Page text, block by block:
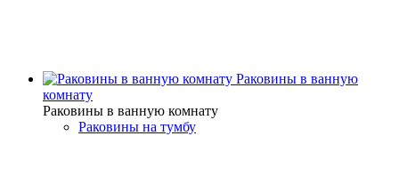
Раковины в ванную
комнату
Раковины в ванную комнату
Раковины на тумбу